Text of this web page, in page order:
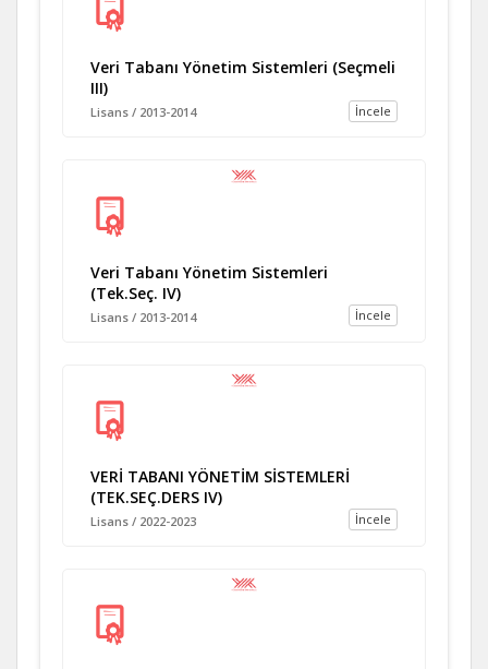
Veri Tabanı Yönetim Sistemleri (Seçmeli
III)
İncele
Lisans / 2013-2014
Veri Tabanı Yönetim Sistemleri
(Tek.Seç. IV)
İncele
Lisans / 2013-2014
VERİ TABANI YÖNETİM SİSTEMLERİ
(TEK.SEÇ.DERS IV)
İncele
Lisans / 2022-2023